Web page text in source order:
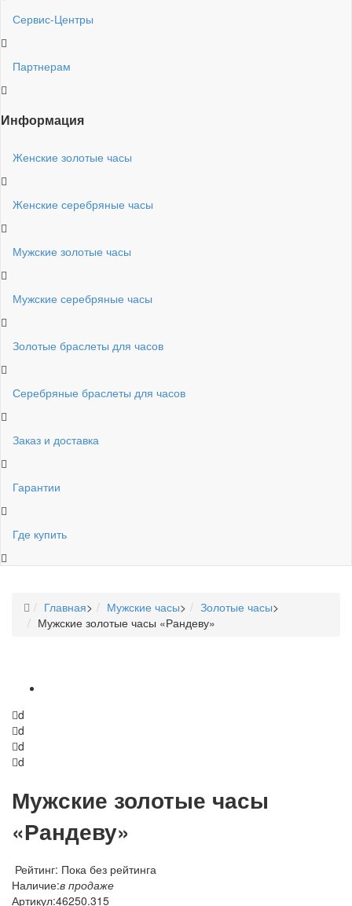
Сервис-Центры
Партнерам
Информация
Женские золотые часы
Женские серебряные часы
Мужские золотые часы
Мужские серебряные часы
Золотые браслеты для часов
Серебряные браслеты для часов
Заказ и доставка
Гарантии
Где купить
Главная> Мужские часы> Золотые часы>
Мужские золотые часы «Рандеву»
d
d
d
d
Мужские золотые часы
«Рандеву»
Рейтинг: Пока без рейтинга
Наличие:в продаже
Артикул:46250.315